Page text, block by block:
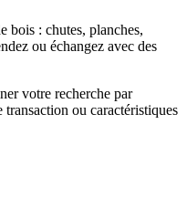
bois : chutes, planches,
ou échangez avec des
votre recherche par
ou caractéristiques